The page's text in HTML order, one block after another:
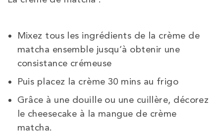
Mixez tous les ingrédients de la crème de
matcha ensemble jusqu’à obtenir une
consistance crémeuse
Puis placez la crème 30 mins au frigo
Grâce à une douille ou une cuillère, décorez
le cheesecake à la mangue de crème
matcha.